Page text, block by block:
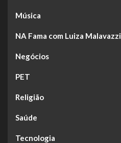
Música
NA Fama com Luiza Malavazzi
Negócios
PET
Religião
Saúde
Tecnologia